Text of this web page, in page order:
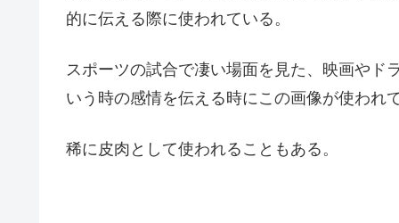
的に伝える際に使われている。
スポーツの試合で凄い場面を見た、映画やド
いう時の感情を伝える時にこの画像が使われ
稀に皮肉として使われることもある。